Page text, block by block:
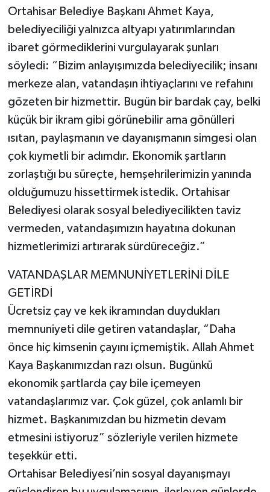
Ortahisar Belediye Başkanı Ahmet Kaya,
belediyeciliği yalnızca altyapı yatırımlarından
ibaret görmediklerini vurgulayarak şunları
söyledi: “Bizim anlayışımızda belediyecilik; insanı
merkeze alan, vatandaşın ihtiyaçlarını ve refahını
gözeten bir hizmettir. Bugün bir bardak çay, belki
küçük bir ikram gibi görünebilir ama gönülleri
ısıtan, paylaşmanın ve dayanışmanın simgesi olan
çok kıymetli bir adımdır. Ekonomik şartların
zorlaştığı bu süreçte, hemşehrilerimizin yanında
olduğumuzu hissettirmek istedik. Ortahisar
Belediyesi olarak sosyal belediyecilikten taviz
vermeden, vatandaşımızın hayatına dokunan
hizmetlerimizi artırarak sürdüreceğiz.”
VATANDAŞLAR MEMNUNİYETLERİNİ DİLE
GETİRDİ
Ücretsiz çay ve kek ikramından duydukları
memnuniyeti dile getiren vatandaşlar, “Daha
önce hiç kimsenin çayını içmemiştik. Allah Ahmet
Kaya Başkanımızdan razı olsun. Bugünkü
ekonomik şartlarda çay bile içemeyen
vatandaşlarımız var. Çok güzel, çok anlamlı bir
hizmet. Başkanımızdan bu hizmetin devam
etmesini istiyoruz” sözleriyle verilen hizmete
teşekkür etti.
Ortahisar Belediyesi’nin sosyal dayanışmayı